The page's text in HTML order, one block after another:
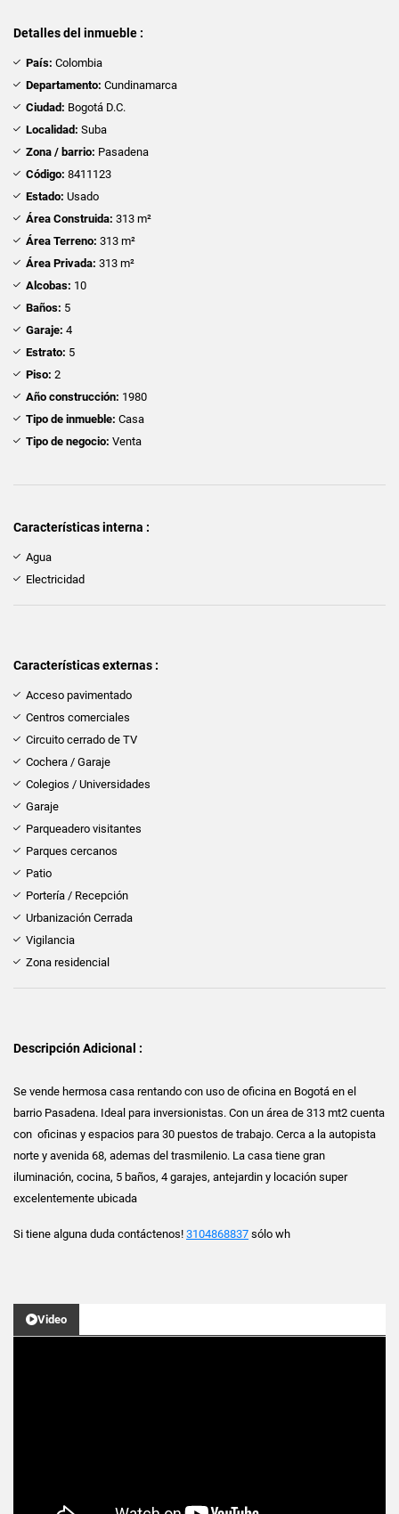
Detalles del inmueble :
País: Colombia
Departamento: Cundinamarca
Ciudad: Bogotá D.C.
Localidad: Suba
Zona / barrio: Pasadena
Código: 8411123
Estado: Usado
Área Construida: 313 m²
Área Terreno: 313 m²
Área Privada: 313 m²
Alcobas: 10
Baños: 5
Garaje: 4
Estrato: 5
Piso: 2
Año construcción: 1980
Tipo de inmueble: Casa
Tipo de negocio: Venta
Características interna :
Agua
Electricidad
Características externas :
Acceso pavimentado
Centros comerciales
Circuito cerrado de TV
Cochera / Garaje
Colegios / Universidades
Garaje
Parqueadero visitantes
Parques cercanos
Patio
Portería / Recepción
Urbanización Cerrada
Vigilancia
Zona residencial
Descripción Adicional :
Se vende hermosa casa rentando con uso de oficina en Bogotá en el
barrio Pasadena. Ideal para inversionistas. Con un área de 313 mt2 cuenta
con oficinas y espacios para 30 puestos de trabajo. Cerca a la autopista
norte y avenida 68, ademas del trasmilenio. La casa tiene gran
iluminación, cocina, 5 baños, 4 garajes, antejardin y locación super
excelentemente ubicada
Si tiene alguna duda contáctenos! 3104868837 sólo wh
Video